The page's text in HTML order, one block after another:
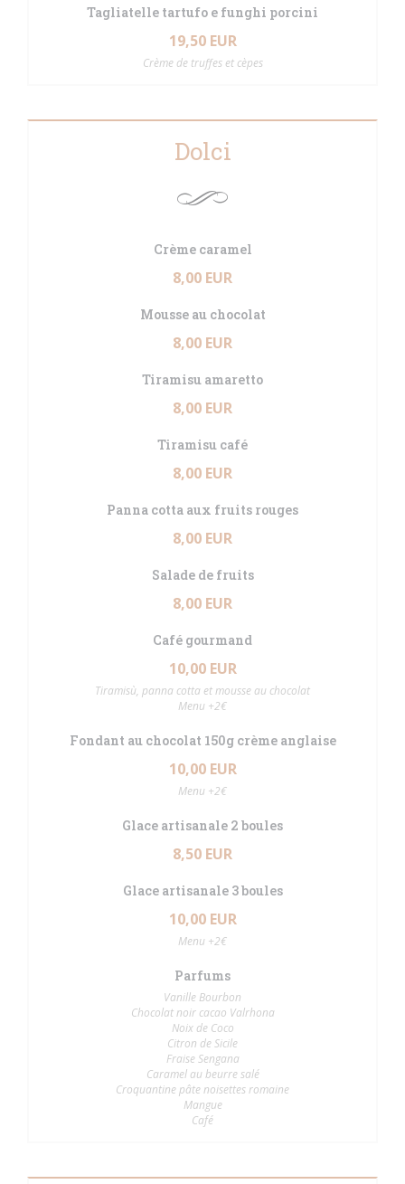
Tagliatelle tartufo e funghi porcini
19,50 EUR
Crème de truffes et cèpes
Dolci
Crème caramel
8,00 EUR
Mousse au chocolat
8,00 EUR
Tiramisu amaretto
8,00 EUR
Tiramisu café
8,00 EUR
Panna cotta aux fruits rouges
8,00 EUR
Salade de fruits
8,00 EUR
Café gourmand
10,00 EUR
Tiramisù, panna cotta et mousse au chocolat
Menu +2€
Fondant au chocolat 150g crème anglaise
10,00 EUR
Menu +2€
Glace artisanale 2 boules
8,50 EUR
Glace artisanale 3 boules
10,00 EUR
Menu +2€
Parfums
Vanille Bourbon
Chocolat noir cacao Valrhona
Noix de Coco
Citron de Sicile
Fraise Sengana
Caramel au beurre salé
Croquantine pâte noisettes romaine
Mangue
Café